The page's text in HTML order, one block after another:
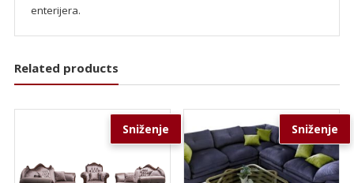
enterijera.
Related products
Sniženje Sniženje